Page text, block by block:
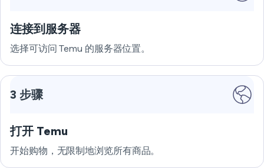
连接到服务器
选择可访问 Temu 的服务器位置。
3 步骤
打开 Temu
开始购物，无限制地浏览所有商品。